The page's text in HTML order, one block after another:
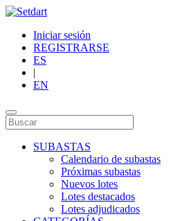
Iniciar sesión
REGISTRARSE
ES
|
EN
SUBASTAS
Calendario de subastas
Próximas subastas
Nuevos lotes
Lotes destacados
Lotes adjudicados